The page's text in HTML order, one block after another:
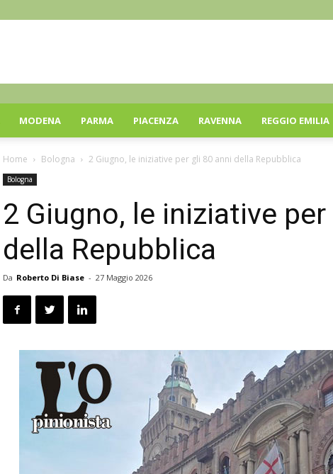
MODENA PARMA PIACENZA RAVENNA REGGIO EMILIA
Home Bologna 2 Giugno, le iniziative per gli 80 anni della Repubblica
Bologna
2 Giugno, le iniziative
della Repubblica
Da Roberto Di Biase - 27 Maggio 2026